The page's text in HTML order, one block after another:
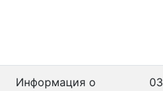
Информация о